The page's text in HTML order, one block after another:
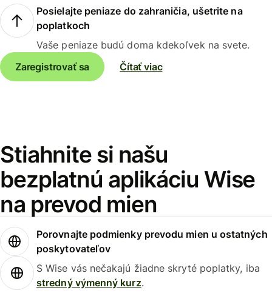
Posielajte peniaze do zahraničia, ušetrite na
poplatkoch
Vaše peniaze budú doma kdekoľvek na svete.
Zaregistrovať sa
Čítať viac
Stiahnite si našu
bezplatnú aplikáciu Wise
na prevod mien
Porovnajte podmienky prevodu mien u ostatných
poskytovateľov
S Wise vás nečakajú žiadne skryté poplatky, iba
stredný výmenný kurz.